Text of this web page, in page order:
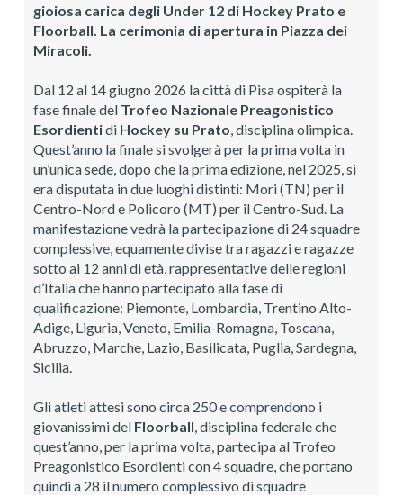
gioiosa carica degli Under 12 di Hockey Prato e
Floorball. La cerimonia di apertura in Piazza dei
Miracoli.
Dal 12 al 14 giugno 2026 la città di Pisa ospiterà la
fase finale del Trofeo Nazionale Preagonistico
Esordientidi Hockey su Prato , disciplina olimpica.
Quest’anno la finale si svolgerà per la prima volta in
un’unica sede, dopo che la prima edizione, nel 2025, si
era disputata in due luoghi distinti: Mori (TN) per il
Centro-Nord e Policoro (MT) per il Centro-Sud. La
manifestazione vedrà la partecipazione di 24 squadre
complessive, equamente divise tra ragazzi e ragazze
sotto ai 12 anni di età, rappresentative delle regioni
d’Italia che hanno partecipato alla fase di
qualificazione: Piemonte, Lombardia, Trentino Alto-
Adige, Liguria, Veneto, Emilia-Romagna, Toscana,
Abruzzo, Marche, Lazio, Basilicata, Puglia, Sardegna,
Sicilia.
Gli atleti attesi sono circa 250 e comprendono i
giovanissimi del Floorball , disciplina federale che
quest’anno, per la prima volta, partecipa al Trofeo
Preagonistico Esordienti con 4 squadre, che portano
quindi a 28 il numero complessivo di squadre